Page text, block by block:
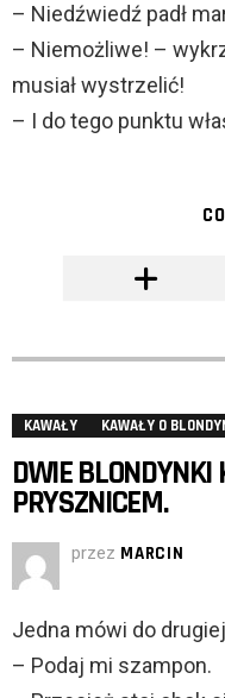
– Niedźwiedź padł
– Niemożliwe! –
musiał wystrzelić!
– I do tego punktu
KAWAŁY KAWAŁY O
DWIE BLONDYNKI
PRYSZNICEM.
przez MARCIN
Jedna mówi do
– Podaj mi szampon.